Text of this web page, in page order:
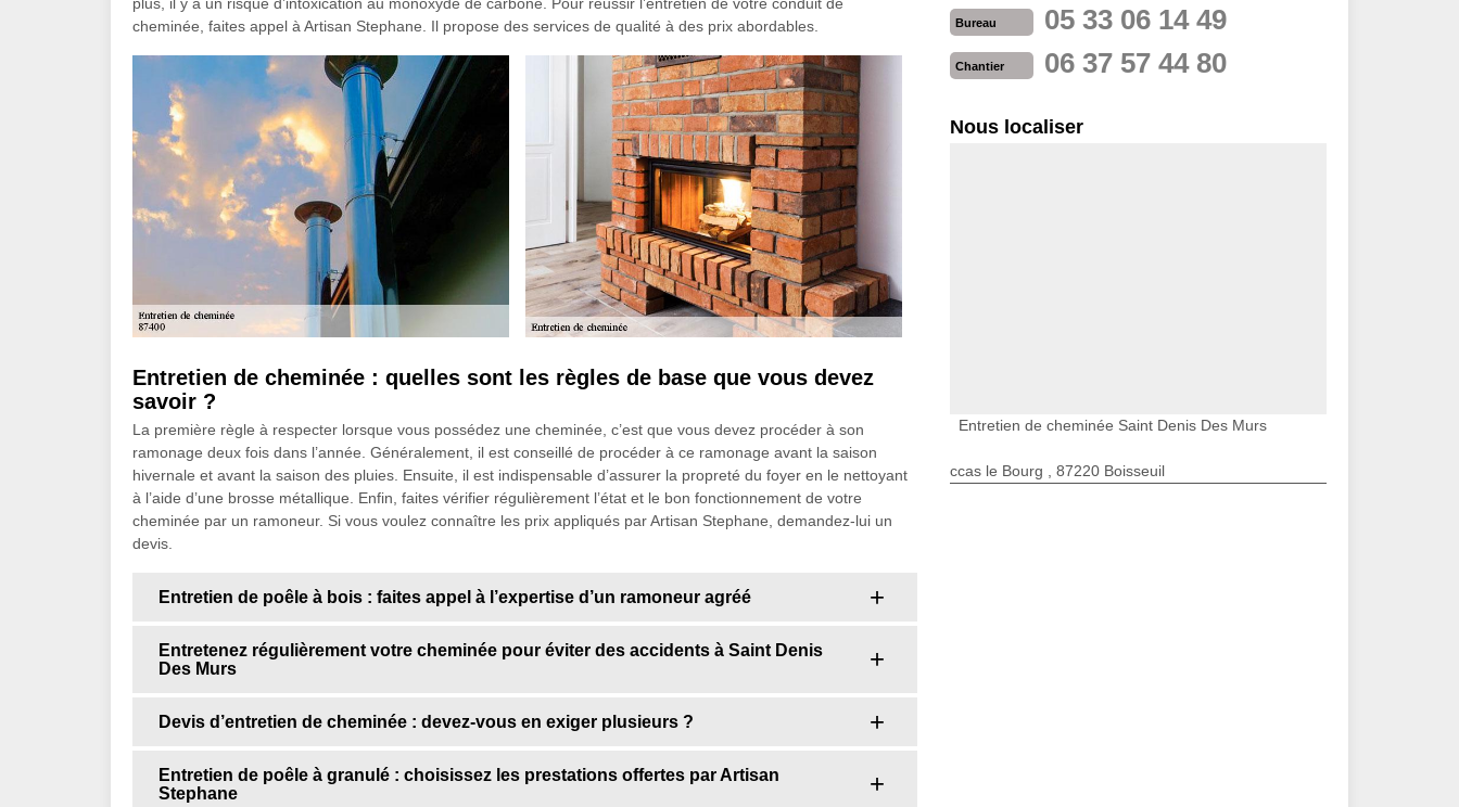
cheminée, faites appel à Artisan Stephane. Il propose des services de qualité à des prix abordables.
Entretien de cheminée : quelles sont les règles de base que vous devez
savoir ?
La première règle à respecter lorsque vous possédez une cheminée, c’est que vous devez procéder à son
ramonage deux fois dans l’année. Généralement, il est conseillé de procéder à ce ramonage avant la saison
hivernale et avant la saison des pluies. Ensuite, il est indispensable d’assurer la propreté du foyer en le nettoyant
à l’aide d’une brosse métallique. Enfin, faites vérifier régulièrement l’état et le bon fonctionnement de votre
cheminée par un ramoneur. Si vous voulez connaître les prix appliqués par Artisan Stephane, demandez-lui un
devis.
Entretien de poêle à bois : faites appel à l’expertise d’un ramoneur agréé
Entretenez régulièrement votre cheminée pour éviter des accidents à Saint Denis
Des Murs
Devis d’entretien de cheminée : devez-vous en exiger plusieurs ?
Entretien de poêle à granulé : choisissez les prestations offertes par Artisan
Stephane
Bureau 05 33 06 14 49
Chantier 06 37 57 44 80
Nous localiser
Entretien de cheminée Saint Denis Des Murs
ccas le Bourg , 87220 Boisseuil